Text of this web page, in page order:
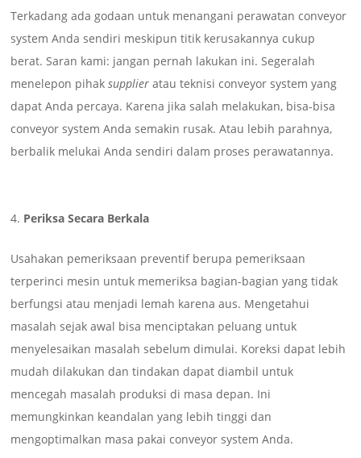
Terkadang ada godaan untuk menangani perawatan conveyor
system Anda sendiri meskipun titik kerusakannya cukup
berat. Saran kami: jangan pernah lakukan ini. Segeralah
menelepon pihaksupplieratau teknisi conveyor system yang
dapat Anda percaya. Karena jika salah melakukan, bisa-bisa
conveyor system Anda semakin rusak. Atau lebih parahnya,
berbalik melukai Anda sendiri dalam proses perawatannya.
Periksa Secara Berkala
Usahakan pemeriksaan preventif berupa pemeriksaan
terperinci mesin untuk memeriksa bagian-bagian yang tidak
berfungsi atau menjadi lemah karena aus. Mengetahui
masalah sejak awal bisa menciptakan peluang untuk
menyelesaikan masalah sebelum dimulai. Koreksi dapat lebih
mudah dilakukan dan tindakan dapat diambil untuk
mencegah masalah produksi di masa depan. Ini
memungkinkan keandalan yang lebih tinggi dan
mengoptimalkan masa pakai conveyor system Anda.